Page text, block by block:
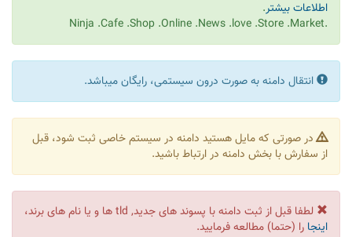
اطلاعات بیشتر.
.Ninja .Cafe .Shop .Online .News .love .Store .Market
انتقال دامنه به صورت درون سیستمی، رایگان میباشد.
در صورتی که مایل هستید دامنه در سیستم خاصی ثبت شود، قبل
از سفارش با بخش دامنه در ارتباط باشید.
لطفا قبل از ثبت دامنه با پسوند های جدید, tld ها و یا نام های برند،
اینجا را (حتما) مطالعه فرمایید.